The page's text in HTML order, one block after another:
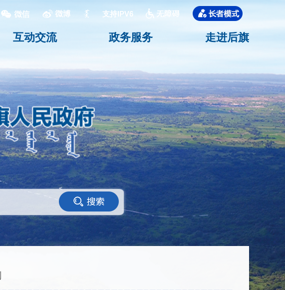
支持IPV6
互动交流 政务服务 走进后旗
<